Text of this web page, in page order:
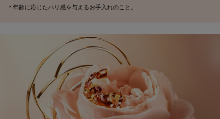
* 年齢に応じたハリ感を与えるお手入れのこと。